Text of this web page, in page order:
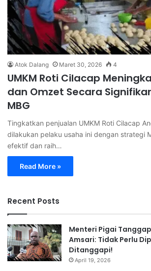
Atok Dalang Maret 30, 2026 4
UMKM Roti Cilacap
dan Omzet Secara
MBG
Tingkatkan penjualan UMKM Roti Cilacap
dilakukan pelaku usaha ini dengan strategi
efektif dan raih…
Read More »
Recent Posts
Menteri Pigai
Amsari: Tidak Perlu
Ditanggapi!
April 19, 2026